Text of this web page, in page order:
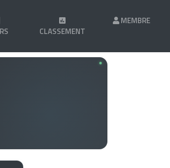
CLASSEMENT
MEMBRE